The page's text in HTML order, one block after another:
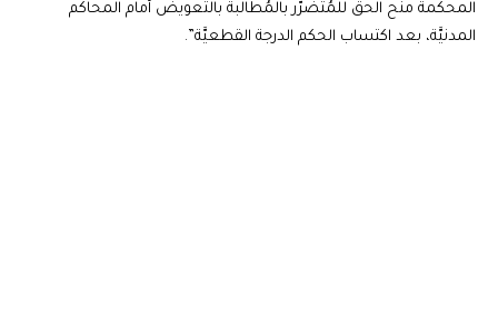
المحكمة منح الحقّ للمُتضرّر بالمُطالبة بالتعويض أمام المحاكم
المدنيَّة، بعد اكتساب الحكم الدرجة القطعيَّة”.